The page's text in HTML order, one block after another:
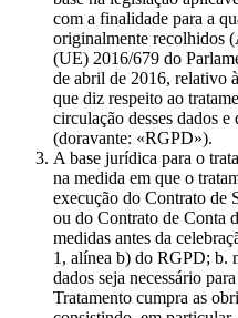
com a finalidade para a
originalmente recolhidos
(UE) 2016/679 do
de abril de 2016, relativo
que diz respeito ao
circulação desses dados
(doravante: «RGPD»).
A base jurídica para o
na medida em que o
execução do Contrato de
ou do Contrato de Conta
medidas antes da
1, alínea b) do RGPD; b.
dados seja necessário
Tratamento cumpra as